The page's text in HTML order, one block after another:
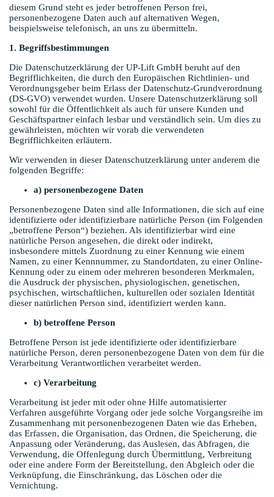
diesem Grund steht es jeder betroffenen Person frei,
personenbezogene Daten auch auf alternativen Wegen,
beispielsweise telefonisch, an uns zu übermitteln.
1. Begriffsbestimmungen
Die Datenschutzerklärung der UP-Lift GmbH beruht auf den
Begrifflichkeiten, die durch den Europäischen Richtlinien- und
Verordnungsgeber beim Erlass der Datenschutz-Grundverordnung
(DS-GVO) verwendet wurden. Unsere Datenschutzerklärung soll
sowohl für die Öffentlichkeit als auch für unsere Kunden und
Geschäftspartner einfach lesbar und verständlich sein. Um dies zu
gewährleisten, möchten wir vorab die verwendeten
Begrifflichkeiten erläutern.
Wir verwenden in dieser Datenschutzerklärung unter anderem die
folgenden Begriffe:
a) personenbezogene Daten
Personenbezogene Daten sind alle Informationen, die sich auf eine
identifizierte oder identifizierbare natürliche Person (im Folgenden
„betroffene Person“) beziehen. Als identifizierbar wird eine
natürliche Person angesehen, die direkt oder indirekt,
insbesondere mittels Zuordnung zu einer Kennung wie einem
Namen, zu einer Kennnummer, zu Standortdaten, zu einer Online-
Kennung oder zu einem oder mehreren besonderen Merkmalen,
die Ausdruck der physischen, physiologischen, genetischen,
psychischen, wirtschaftlichen, kulturellen oder sozialen Identität
dieser natürlichen Person sind, identifiziert werden kann.
b) betroffene Person
Betroffene Person ist jede identifizierte oder identifizierbare
natürliche Person, deren personenbezogene Daten von dem für die
Verarbeitung Verantwortlichen verarbeitet werden.
c) Verarbeitung
Verarbeitung ist jeder mit oder ohne Hilfe automatisierter
Verfahren ausgeführte Vorgang oder jede solche Vorgangsreihe im
Zusammenhang mit personenbezogenen Daten wie das Erheben,
das Erfassen, die Organisation, das Ordnen, die Speicherung, die
Anpassung oder Veränderung, das Auslesen, das Abfragen, die
Verwendung, die Offenlegung durch Übermittlung, Verbreitung
oder eine andere Form der Bereitstellung, den Abgleich oder die
Verknüpfung, die Einschränkung, das Löschen oder die
Vernichtung.